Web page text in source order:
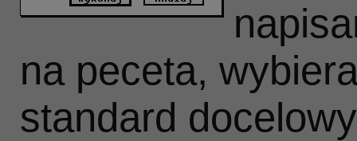
na peceta,
standard